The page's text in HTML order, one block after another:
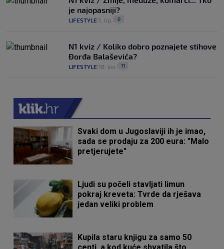
je najopasniji?
LIFESTYLE 1. lip. 0
N1 kviz / Koliko dobro poznajete stihove
Đorđa Balaševića?
LIFESTYLE 18. svi. 11
Svaki dom u Jugoslaviji ih je imao,
sada se prodaju za 200 eura: "Malo
pretjerujete"
Ljudi su počeli stavljati limun
pokraj kreveta: Tvrde da rješava
jedan veliki problem
Kupila staru knjigu za samo 50